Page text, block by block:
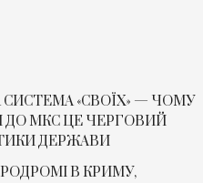
«СВОЇХ» — ЧОМУ
ДО МКС ЦЕ ЧЕРГОВИЙ
ДЕРЖАВИ
В КРИМУ,